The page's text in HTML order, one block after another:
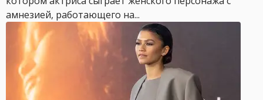
амнезией, работающего на...